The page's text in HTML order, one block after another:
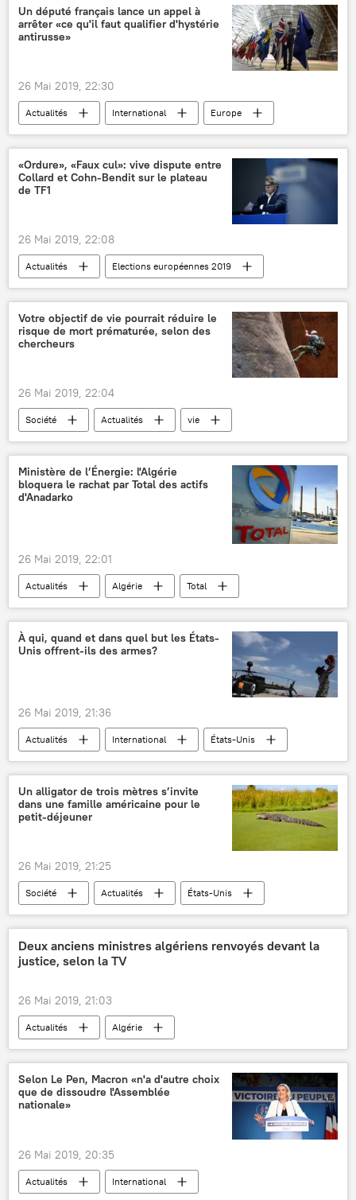
attitude
brûlures
comportement
gilets jaunes
élections européennes
Un député français lance un appel à
arrêter «ce qu'il faut qualifier d'hystérie
antirusse»
26 Mai 2019, 22:30
Actualités International
Europe
France
Russie
États-Unis
sanctions antirusses
députés
politique
négociations
«Ordure», «Faux cul»: vive dispute entre
Collard et Cohn-Bendit sur le plateau
de TF1
26 Mai 2019, 22:08
Actualités
Elections européennes 2019
France
Daniel Cohn-Bendit
Gilbert Collard
TF1
élections
dispute
élections européennes
Votre objectif de vie pourrait réduire le
risque de mort prématurée, selon des
chercheurs
26 Mai 2019, 22:04
Société Actualités
vie
espérance de vie
santé
chercheurs
Sciences et tech
Ministère de l’Énergie: l'Algérie
bloquera le rachat par Total des actifs
d'Anadarko
26 Mai 2019, 22:01
Actualités Algérie
Total
achat
actifs
pétrole
Afrique
À qui, quand et dans quel but les États-
Unis offrent-ils des armes?
26 Mai 2019, 21:36
Actualités International
États-Unis
Grèce
Turquie
Croatie
Russie
Serbie
Miroslav Lazanski
OTAN
Sputnik
S-400
armée
stratégie politique
Un alligator de trois mètres s’invite
dans une famille américaine pour le
petit-déjeuner
26 Mai 2019, 21:25
Société Actualités
États-Unis
alligator
animaux
pelouse
petit-déjeuner
insolite
Deux anciens ministres algériens renvoyés devant la
justice, selon la TV
26 Mai 2019, 21:03
Actualités
Algérie
Abdelaziz Bouteflika
tribunal
justice
corruption
dossier
Campagne de lutte anti-corruption en Algérie (2019)
Selon Le Pen, Macron «n'a d'autre choix
que de dissoudre l'Assemblée
nationale»
26 Mai 2019, 20:35
Actualités
International